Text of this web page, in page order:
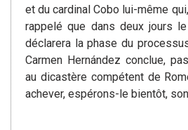
et du cardinal Cobo lui-même
rappelé que dans deux jours
déclarera la phase du
Carmen Hernández conclue,
au dicastère compétent de
achever, espérons-le bientôt,